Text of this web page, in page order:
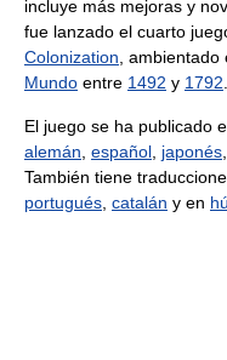
incluye más mejoras y
fue lanzado el cuarto
Colonization ,
Mundo entre 1492 y 1792
El juego se ha publicado
alemán español japonés
También tiene
portugués catalán y en